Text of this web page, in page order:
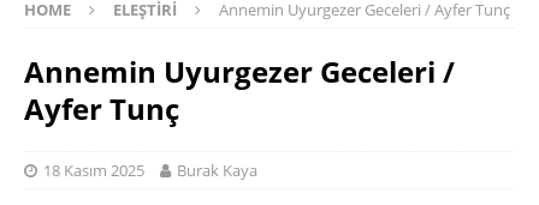
HOME ELEŞTIRI Annemin Uyurgezer Geceleri / Ayfer Tunç
Annemin Uyurgezer Geceleri /
Ayfer Tunç
18 Kasım 2025 Burak Kaya